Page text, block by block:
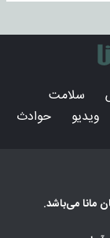
سلامت
ویدیو
حوادث
مانامی‌باشد.